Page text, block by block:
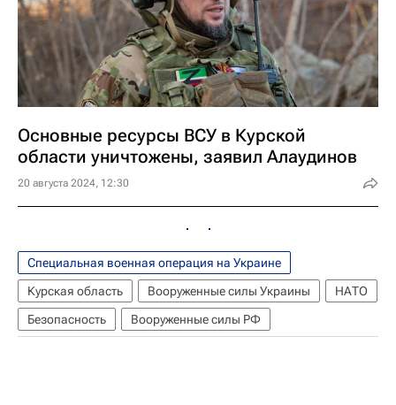
Основные ресурсы ВСУ в Курской
области уничтожены, заявил Алаудинов
20 августа 2024, 12:30
Специальная военная операция на Украине
Курская область
Вооруженные силы Украины
НАТО
Безопасность
Вооруженные силы РФ